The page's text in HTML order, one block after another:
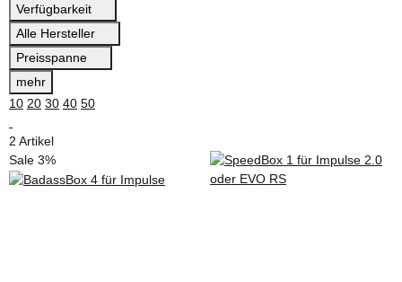
Verfügbarkeit
Alle Hersteller
Preisspanne
mehr
10 20 30 40 50
2 Artikel
Sale 3%